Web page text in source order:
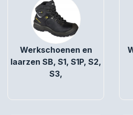
Werkschoenen en
laarzen SB, S1, S1P, S2,
S3,